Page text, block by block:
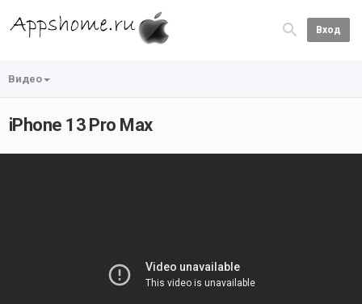
Вход
Видео
iPhone 13 Pro Max